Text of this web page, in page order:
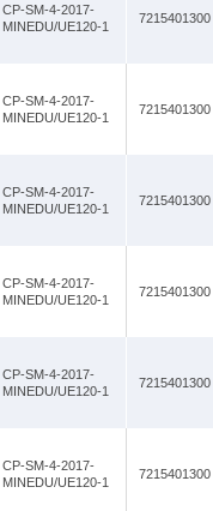
CP-SM-4-2017-
MINEDU/UE120-1
7215401300
CP-SM-4-2017-
MINEDU/UE120-1
7215401300
CP-SM-4-2017-
MINEDU/UE120-1
7215401300
CP-SM-4-2017-
MINEDU/UE120-1
7215401300
CP-SM-4-2017-
MINEDU/UE120-1
7215401300
CP-SM-4-2017-
MINEDU/UE120-1
7215401300